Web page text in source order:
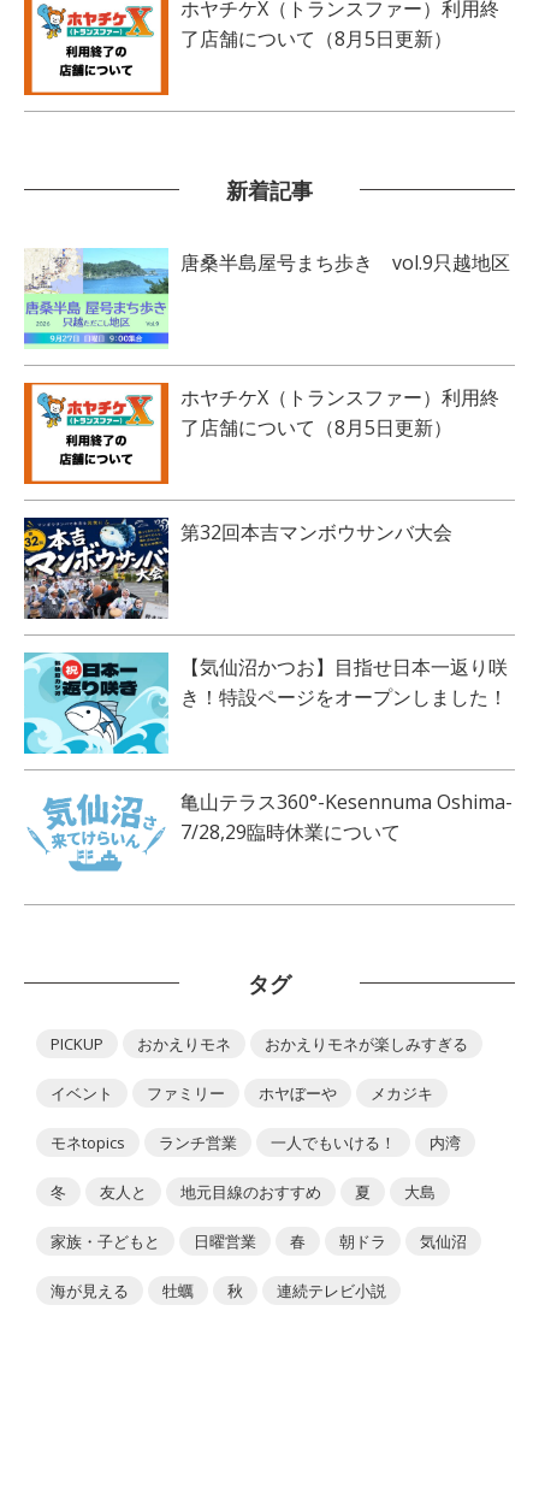
ホヤチケX（トランスファー）利用終
了店舗について（8月5日更新）
新着記事
唐桑半島屋号まち歩き vol.9只越地区
ホヤチケX（トランスファー）利用終
了店舗について（8月5日更新）
第32回本吉マンボウサンバ大会
【気仙沼かつお】目指せ日本一返り咲
き！特設ページをオープンしました！
亀山テラス360°-Kesennuma Oshima-
7/28,29臨時休業について
タグ
PICKUP おかえりモネ おかえりモネが楽しみすぎる
イベント ファミリー ホヤぼーや メカジキ
モネtopics ランチ営業 一人でもいける！ 内湾
冬 友人と 地元目線のおすすめ 夏 大島
家族・子どもと 日曜営業 春 朝ドラ 気仙沼
海が見える 牡蠣 秋 連続テレビ小説